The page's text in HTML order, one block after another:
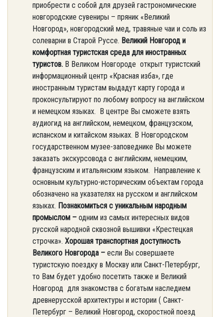
приобрести с собой для друзей гастрономические
новгородские сувениры – пряник «Великий
Новгород», новгородский мед, травяные чаи и соль из
солеварни в Старой Руссе. Великий Новгород и
комфортная туристская среда для иностранных
туристов. В Великом Новгороде открыт туристский
информационный центр «Красная изба», где
иностранным туристам выдадут карту города и
проконсультируют по любому вопросу на английском
и немецком языках. В центре Вы сможете взять
аудиогид на английском, немецком, французском,
испанском и китайском языках. В Новгородском
государственном музее-заповеднике Вы можете
заказать экскурсовода с английским, немецким,
французским и итальянским языком. Направление к
основным культурно-историческим объектам города
обозначено на указателях на русском и английском
языках. Познакомиться с уникальным народным
промыслом – одним из самых интересных видов
русской народной сквозной вышивки «Крестецкая
строчка». Хорошая транспортная доступность
Великого Новгорода – если Вы совершаете
туристскую поездку в Москву или Санкт-Петербург,
то Вам будет удобно посетить также и Великий
Новгород для знакомства с богатым наследием
древнерусской архитектуры и истории ( Санкт-
Петербург – Великий Новгород, скоростной поезд